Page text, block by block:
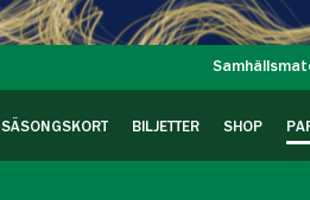
SÄSONGSKORT BILJETTER SHOP